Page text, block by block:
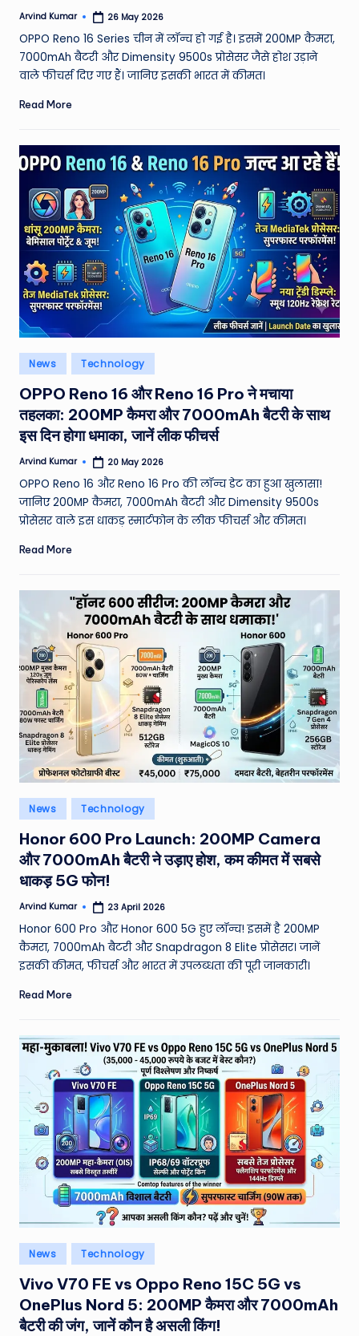
Posted
Arvind Kumar 26 May 2026
OPPO Reno 16 Series चीन में लॉन्च हो गई है। इसमें 200MP कैमरा,
7000mAh बैटरी और Dimensity 9500s प्रोसेसर जैसे होश उड़ाने
वाले फीचर्स दिए गए हैं। जानिए इसकी भारत में कीमत।
Read More
Posted
in
News Technology
OPPO Reno 16 और Reno 16 Pro ने मचाया
तहलका: 200MP कैमरा और 7000mAh बैटरी के साथ
इस दिन होगा धमाका, जानें लीक फीचर्स
Posted
Arvind Kumar 20 May 2026
OPPO Reno 16 और Reno 16 Pro की लॉन्च डेट का हुआ खुलासा!
जानिए 200MP कैमरा, 7000mAh बैटरी और Dimensity 9500s
प्रोसेसर वाले इस धाकड़ स्मार्टफोन के लीक फीचर्स और कीमत।
Read More
Posted
in
News Technology
Honor 600 Pro Launch: 200MP Camera
और 7000mAh बैटरी ने उड़ाए होश, कम कीमत में सबसे
धाकड़ 5G फोन!
Posted
Arvind Kumar 23 April 2026
Honor 600 Pro और Honor 600 5G हुए लॉन्च! इसमें है 200MP
कैमरा, 7000mAh बैटरी और Snapdragon 8 Elite प्रोसेसर। जानें
इसकी कीमत, फीचर्स और भारत में उपलब्धता की पूरी जानकारी।
Read More
Posted
in
News Technology
Vivo V70 FE vs Oppo Reno 15C 5G vs
OnePlus Nord 5: 200MP कैमरा और 7000mAh
बैटरी की जंग, जानें कौन है असली किंग!